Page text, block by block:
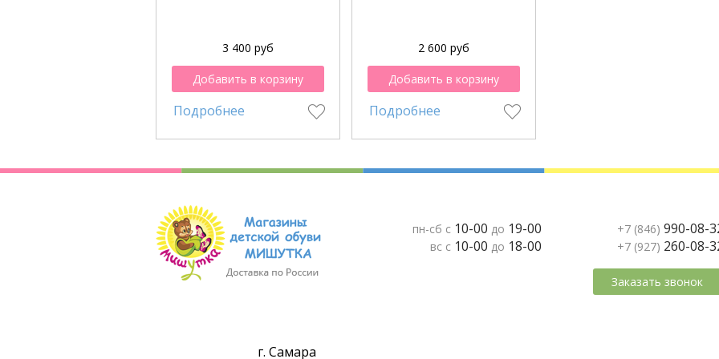
3 400 руб
Добавить в корзину
Подробнее
2 600 руб
Добавить в корзину
Подробнее
пн-сб с 10-00 до 19-00
вс с 10-00 до 18-00
+7 (846) 990-08-
+7 (927) 260-08-
Заказать звонок
г. Самара